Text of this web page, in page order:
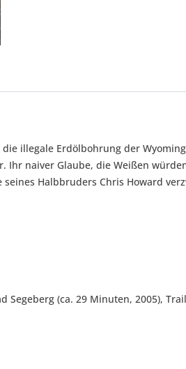
illegale Erdölbohrung der
naiver Glaube, die Weißen
Halbbruders Chris Howard
Segeberg (ca. 29 Minuten, 2005),